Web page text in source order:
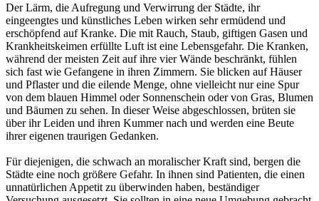
Der Lärm, die Aufregung und Verwirrung der Städte, ihr
eingeengtes und künstliches Leben wirken sehr ermüdend und
erschöpfend auf Kranke. Die mit Rauch, Staub, giftigen Gasen und
Krankheitskeimen erfüllte Luft ist eine Lebensgefahr. Die Kranken,
während der meisten Zeit auf ihre vier Wände beschränkt, fühlen
sich fast wie Gefangene in ihren Zimmern. Sie blicken auf Häuser
und Pflaster und die eilende Menge, ohne vielleicht nur eine Spur
von dem blauen Himmel oder Sonnenschein oder von Gras, Blumen
und Bäumen zu sehen. In dieser Weise abgeschlossen, brüten sie
über ihr Leiden und ihren Kummer nach und werden eine Beute
ihrer eigenen traurigen Gedanken.
Für diejenigen, die schwach an moralischer Kraft sind, bergen die
Städte eine noch größere Gefahr. In ihnen sind Patienten, die einen
unnatürlichen Appetit zu überwinden haben, beständiger